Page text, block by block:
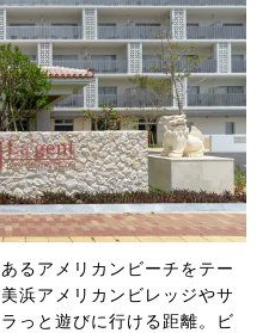
るアメリカンビーチをテー
浜アメリカンビレッジやサ
っと遊びに行ける距離。ビ